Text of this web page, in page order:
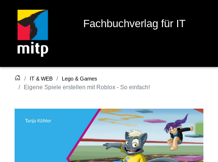
Fachbuchverlag für IT
IT & WEB Lego & Games
Eigene Spiele erstellen mit Roblox - So einfach!